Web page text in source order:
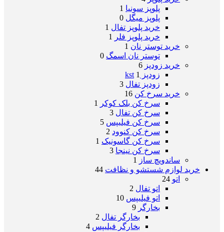
پلوپز سونیا 1
پلوپز میگل 0
خرید پلوپز تفال 1
خرید پلوپز فلر
1
خرید توستر نان 1
توستر نان اسمگ 0
خرید زودپز 6
زودپز kst
1
زودپز تفال 3
خرید سرخ کن 16
سرخ کن بلک کوکر
1
سرخ کن تفال 3
سرخ کن فیلیپس 5
سرخ کن کنوود 2
سرخ کن گاسونیک 1
سرخ کن نینجا 3
ساندویچ ساز
1
خرید لوازم شستشو و نظافت 44
اتو 24
اتو تفال 2
اتو فیلیپس 10
بخارگر 9
بخارگر تفال 2
بخارگر فیلیپس 4